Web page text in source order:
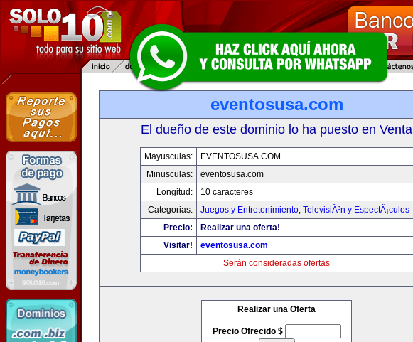
eventosusa.com
El dueño de este dominio lo ha puesto en Venta
Mayusculas:
EVENTOSUSA.COM
Minusculas:
eventosusa.com
Longitud:
10 caracteres
Categorias:
Juegos y Entretenimiento, TelevisiÃ³n y EspectÃ¡culos
Precio:
Realizar una oferta!
Visitar!
eventosusa.com
Serán consideradas ofertas
Realizar una Oferta
Precio Ofrecido $